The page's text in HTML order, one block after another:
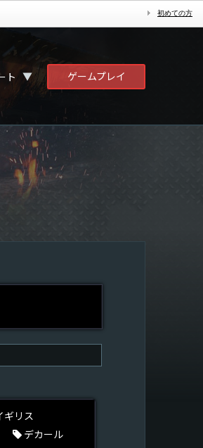
初めての方
ト ▼ ゲームプレイ
ギリス
デカール